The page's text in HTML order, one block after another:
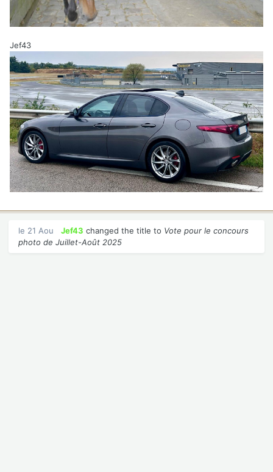
Jef43
le 21 Aou Jef43 changed the title to Vote pour le concours
photo de Juillet-Août 2025